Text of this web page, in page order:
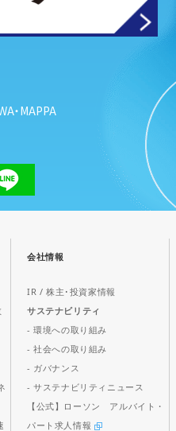
・MAPPA
会社情報
IR / 株主･投資家情報
サステナビリティ
- 環境への取り組み
- 社会への取り組み
- ガバナンス
- サステナビリティニュース
【公式】ローソン アルバイト・
パート求人情報